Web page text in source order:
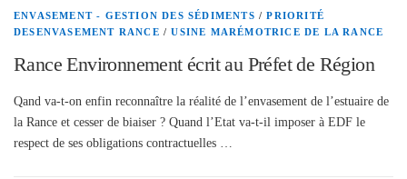
ENVASEMENT - GESTION DES SÉDIMENTS /PRIORITÉ
DESENVASEMENT RANCE /USINE MARÉMOTRICE DE LA RANCE
Rance Environnement écrit au Préfet de Région
Qand va-t-on enfin reconnaître la réalité de l’envasement de l’estuaire de
la Rance et cesser de biaiser ? Quand l’Etat va-t-il imposer à EDF le
respect de ses obligations contractuelles …